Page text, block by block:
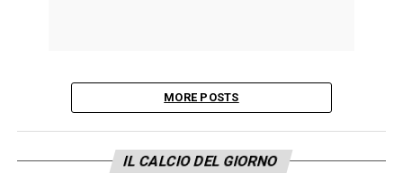
MORE POSTS
IL CALCIO DEL GIORNO